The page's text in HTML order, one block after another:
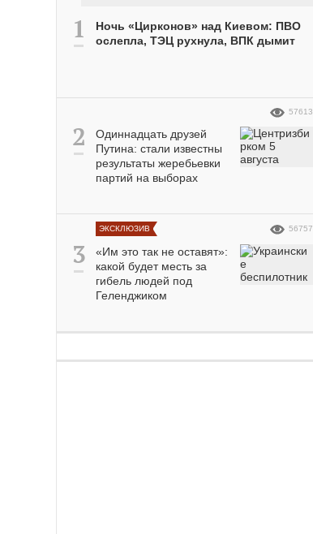
Ночь «Цирконов» над Киевом: ПВО
ослепла, ТЭЦ рухнула, ВПК дымит
Одиннадцать друзей
Путина: стали известны
результаты жеребьевки
партий на выборах
57613
«Им это так не оставят»:
какой будет месть за
гибель людей под
Геленджиком
ЭКСКЛЮЗИВ 56757